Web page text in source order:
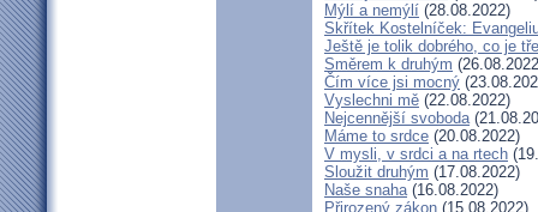
Mýlí a nemýlí (28.08.2022)
Skřítek Kostelníček:
Ještě je tolik dobrého, co je
Směrem k druhým
Čím více jsi mocný
Vyslechni mě (22.08.2022)
Nejcennější svoboda
Máme to srdce (20.08.2022)
V mysli, v srdci a na rtech
Sloužit druhým (17.08.2022)
Naše snaha(16.08.2022)
Přirozený zákon (15.08.2022)